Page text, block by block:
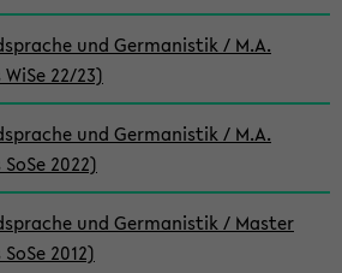
und Germanistik / M.A.
22/23)
und Germanistik / M.A.
2022)
und Germanistik / Master
2012)